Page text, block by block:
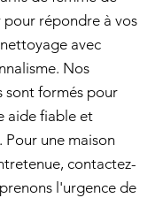
pour répondre à vos
avec
Nos
sont formés pour
aide fiable et
Pour une maison
contactez-
l'urgence de